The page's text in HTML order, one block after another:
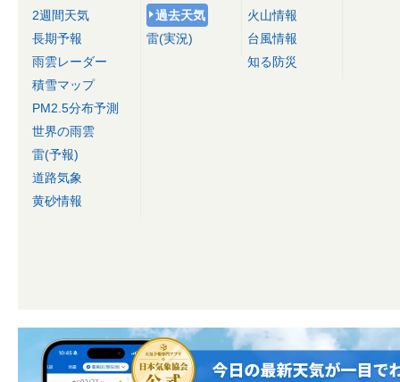
2週間天気
長期予報
雨雲レーダー
積雪マップ
PM2.5分布予測
世界の雨雲
雷(予報)
道路気象
黄砂情報
過去天気
雷(実況)
火山情報
台風情報
知る防災